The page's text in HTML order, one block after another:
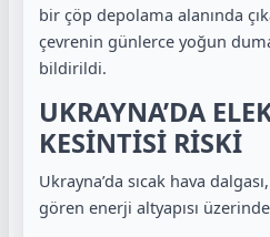
bir çöp depolama alanında
çevrenin günlerce yoğun
bildirildi.
UKRAYNA’DA
KESİNTİSİ RİSKİ
Ukrayna’da sıcak hava
gören enerji altyapısı